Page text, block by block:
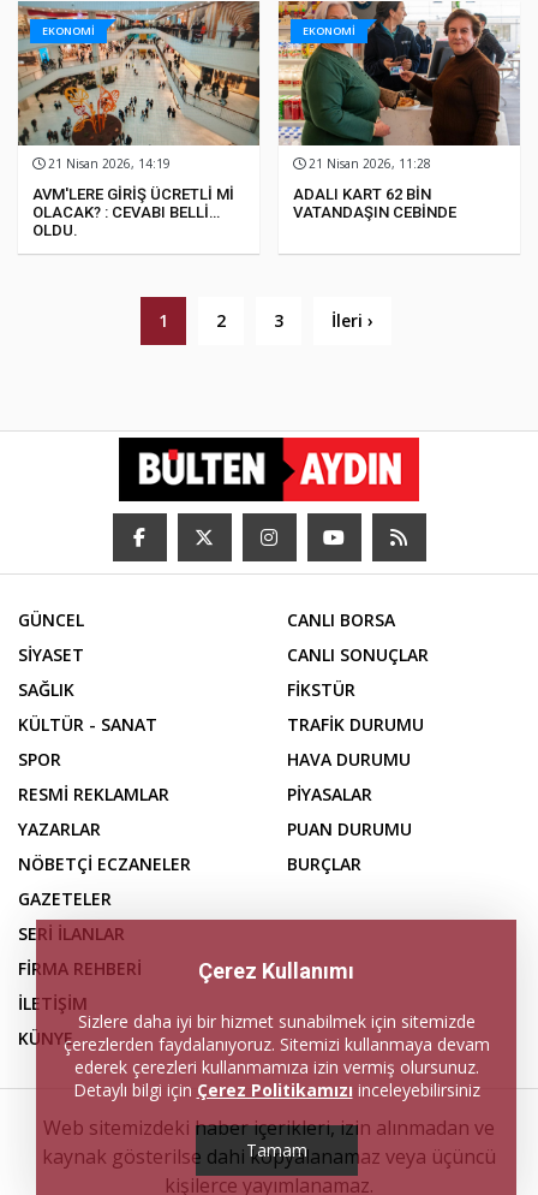
EKONOMİ
21 Nisan 2026, 14:19
AVM'LERE GİRİŞ ÜCRETLİ Mİ
OLACAK? : CEVABI BELLİ
OLDU.
EKONOMİ
21 Nisan 2026, 11:28
ADALI KART 62 BİN
VATANDAŞIN CEBİNDE
1 2 3 İleri ›
GÜNCEL
SİYASET
SAĞLIK
KÜLTÜR - SANAT
SPOR
RESMİ REKLAMLAR
YAZARLAR
NÖBETÇİ ECZANELER
CANLI BORSA
CANLI SONUÇLAR
FİKSTÜR
TRAFİK DURUMU
HAVA DURUMU
PİYASALAR
PUAN DURUMU
BURÇLAR
GAZETELER
SERİ İLANLAR
FİRMA REHBERİ
İLETİŞİM
KÜNYE
Web sitemizdeki haber içerikleri, izin alınmadan ve
kaynak gösterilse dahi kopyalanamaz veya üçüncü
kişilerce yayımlanamaz.
Çerez Kullanımı
Sizlere daha iyi bir hizmet sunabilmek için sitemizde
çerezlerden faydalanıyoruz. Sitemizi kullanmaya devam
ederek çerezleri kullanmamıza izin vermiş olursunuz.
Detaylı bilgi için Çerez Politikamızı inceleyebilirsiniz
Tamam